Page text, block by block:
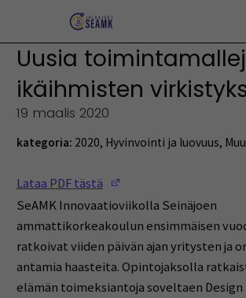
Uusia
ikäihmisten
19 maalis 2020
kategoria: 2020, Hyvinvointi ja luovuus,
Lataa PDF tästä
SeAMK Innovaatioviikolla Seinäjoen
ammattikorkeakoulun ensimmäisen
ratkoivat viiden päivän ajan yritysten ja
antamia haasteita. Opintojaksolla
elämän toimeksiantoja soveltaen